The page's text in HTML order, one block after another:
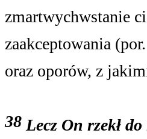
zmartwychwstanie
zaakceptowania
oraz oporów, z
38 Lecz On rzekł